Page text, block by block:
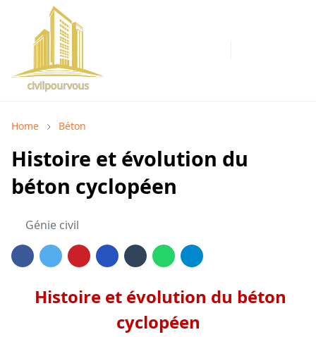
Home Béton
Histoire et évolution du
béton cyclopéen
Génie civil
Histoire et évolution du béton
cyclopéen